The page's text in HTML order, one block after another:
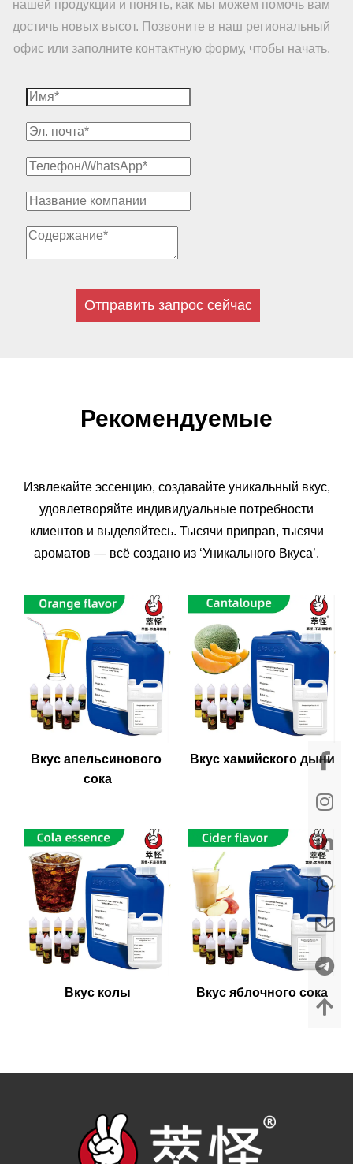
нашей продукции и понять, как мы можем помочь вам
достичь новых высот. Позвоните в наш региональный
офис или заполните контактную форму, чтобы начать.
Отправить запрос сейчас
Рекомендуемые
Извлекайте эссенцию, создавайте уникальный вкус,
удовлетворяйте индивидуальные потребности
клиентов и выделяйтесь. Тысячи приправ, тысячи
ароматов — всё создано из ‘Уникального Вкуса’.
Вкус апельсинового
сока
Вкус хамийского дыни
Вкус колы Вкус яблочного сока